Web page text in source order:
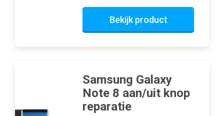
Bekijk product
Samsung Galaxy
Note 8 aan/uit knop
reparatie